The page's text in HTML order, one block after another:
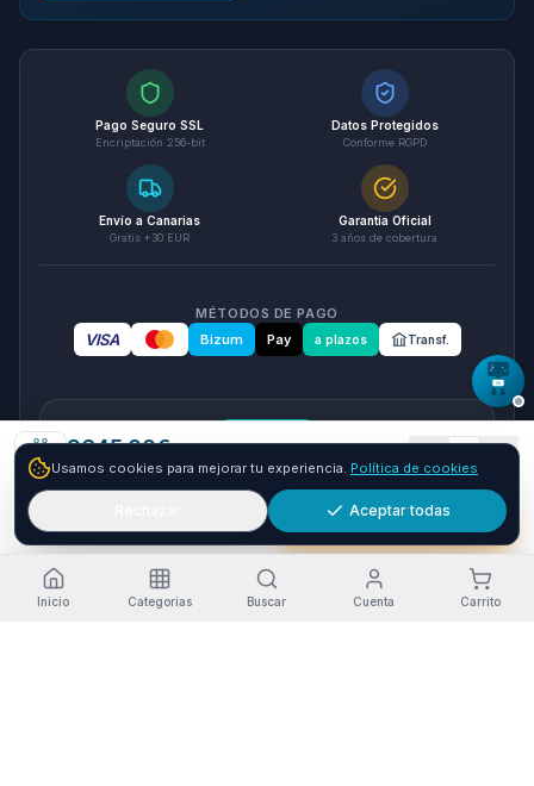
3645.00€
Envío GRATIS 24-72h
Comprar ya
Pago Seguro SSL
Encriptación 256-bit
Datos Protegidos
Conforme RGPD
Envío a Canarias
Gratis +30 EUR
Garantía Oficial
3 años de cobertura
MÉTODOS DE PAGO
VISA Bizum Pay a plazos Transf.
seQura
Paga a plazos con seQura
Fracciona tu compra en 3, 6 o 12 plazos. Financiacion sujeta
a aprobacion por seQura. Sin papeleo y con respuesta
inmediata.
Como funciona
Usamos cookies para mejorar tu experiencia. Política de cookies
Aceptar todas
Inicio Categorías Buscar Cuenta Carrito